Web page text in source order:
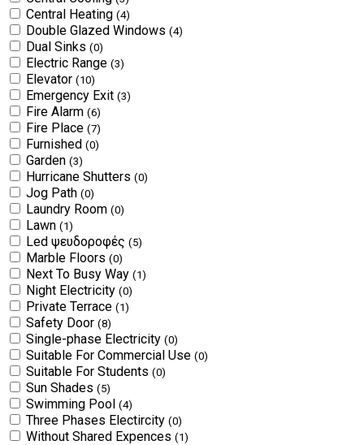
Central Heating (4)
Double Glazed Windows (4)
Dual Sinks (0)
Electric Range (3)
Elevator (10)
Emergency Exit (3)
Fire Alarm (6)
Fire Place (7)
Furnished (0)
Garden (3)
Hurricane Shutters (0)
Jog Path (0)
Laundry Room (0)
Lawn (1)
Led ψευδοροφές (5)
Marble Floors (0)
Next To Busy Way (1)
Night Electricity (0)
Private Terrace (1)
Safety Door (8)
Single-phase Electricity (0)
Suitable For Commercial Use (0)
Suitable For Students (0)
Sun Shades (5)
Swimming Pool (4)
Three Phases Electircity (0)
Without Shared Expences (1)